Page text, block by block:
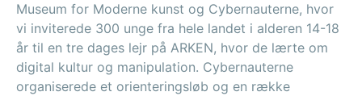
Museum for Moderne kunst og Cybernauterne, hvor
vi inviterede 300 unge fra hele landet i alderen 14-18
år til en tre dages lejr på ARKEN, hvor de lærte om
digital kultur og manipulation. Cybernauterne
organiserede et orienteringsløb og en række